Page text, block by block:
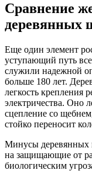
Сравнение
деревянных
Еще один элемент
уступающий путь
служили надежной
больше 180 лет.
легкость крепления
электричества. Оно
сцепление со
стойко переносит
Минусы деревянных
на защищающие от
биологическим